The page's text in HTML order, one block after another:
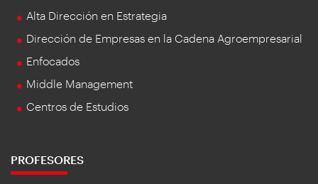
Alta Dirección en Estrategia
Dirección de Empresas en la Cadena Agroempresarial
Enfocados
Middle Management
Centros de Estudios
PROFESORES